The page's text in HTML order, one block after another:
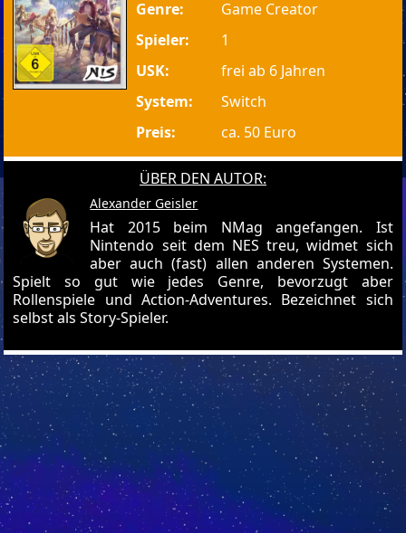
Genre:
Game Creator
Spieler:
1
USK:
frei ab 6 Jahren
System:
Switch
Preis:
ca. 50 Euro
ÜBER DEN AUTOR:
Alexander Geisler
Hat 2015 beim NMag angefangen. Ist
Nintendo seit dem NES treu, widmet sich
aber auch (fast) allen anderen Systemen.
Spielt so gut wie jedes Genre, bevorzugt aber
Rollenspiele und Action-Adventures. Bezeichnet sich
selbst als Story-Spieler.